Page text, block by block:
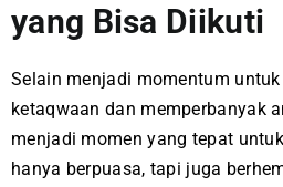
yang Bisa Diikuti
Selain menjadi momentum
ketaqwaan dan memperbanyak
menjadi momen yang tepat
hanya berpuasa, tapi juga